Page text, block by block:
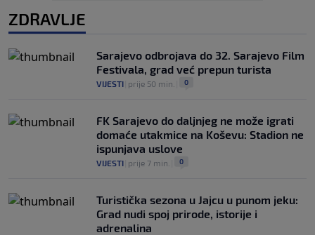
ZDRAVLJE
Sarajevo odbrojava do 32. Sarajevo Film
Festivala, grad već prepun turista
VIJESTI prije 50 min. 0
FK Sarajevo do daljnjeg ne može igrati
domaće utakmice na Koševu: Stadion ne
ispunjava uslove
VIJESTI prije 7 min. 0
Turistička sezona u Jajcu u punom jeku:
Grad nudi spoj prirode, istorije i
adrenalina